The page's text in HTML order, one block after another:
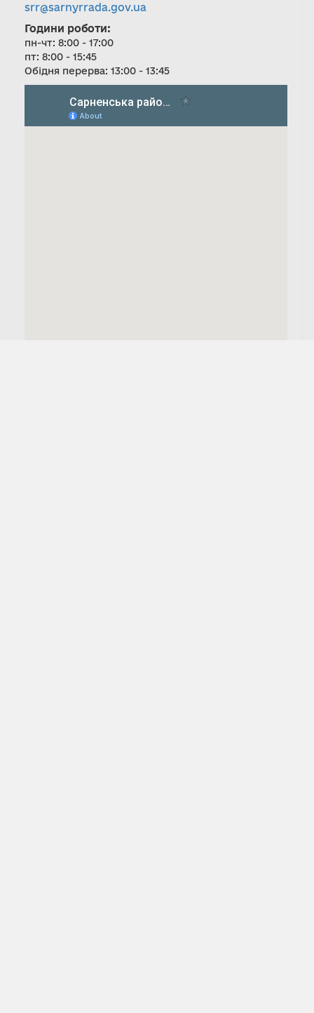
srr@sarnyrrada.gov.ua
Години роботи:
пн-чт: 8:00 - 17:00
пт: 8:00 - 15:45
Обідня перерва: 13:00 - 13:45